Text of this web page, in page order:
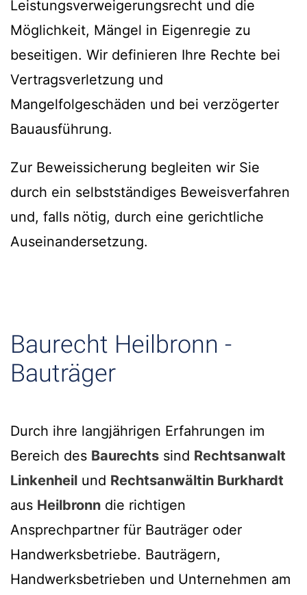
Leistungsverweigerungsrecht und die
Möglichkeit, Mängel in Eigenregie zu
beseitigen. Wir definieren Ihre Rechte bei
Vertragsverletzung und
Mangelfolgeschäden und bei verzögerter
Bauausführung.
Zur Beweissicherung begleiten wir Sie
durch ein selbstständiges Beweisverfahren
und, falls nötig, durch eine gerichtliche
Auseinandersetzung.
Baurecht Heilbronn -
Bauträger
Durch ihre langjährigen Erfahrungen im
Bereich des Baurechts sind Rechtsanwalt
Linkenheil und Rechtsanwältin Burkhardt
aus Heilbronn die richtigen
Ansprechpartner für Bauträger oder
Handwerksbetriebe. Bauträgern,
Handwerksbetrieben und Unternehmen am